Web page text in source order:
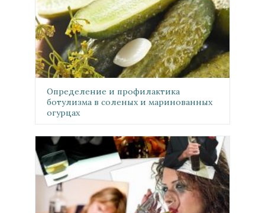
Определение и профилактика
ботулизма в соленых и маринованных
огурцах